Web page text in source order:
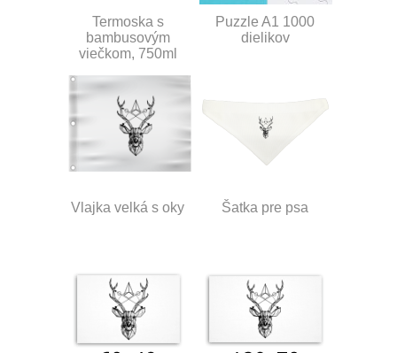
Termoska s
bambusovým
viečkom, 750ml
Puzzle A1 1000
dielikov
Vlajka velká s oky Šatka pre psa